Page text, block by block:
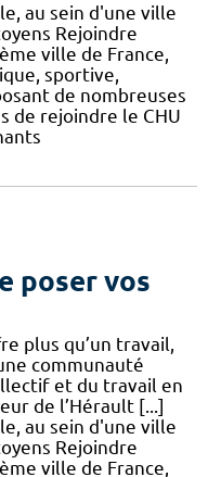
au sein d'une ville
Rejoindre
ville de France,
sportive,
de nombreuses
de rejoindre le CHU
poser vos
plus qu’un travail,
communauté
et du travail en
de l’Hérault [...]
au sein d'une ville
Rejoindre
ville de France,